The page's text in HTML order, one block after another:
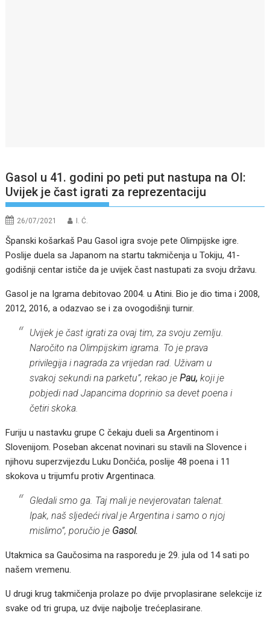
Gasol u 41. godini po peti put nastupa na OI:
Uvijek je čast igrati za reprezentaciju
26/07/2021 I. Ć.
Španski košarkaš Pau Gasol igra svoje pete Olimpijske igre.
Poslije duela sa Japanom na startu takmičenja u Tokiju, 41-
godišnji centar ističe da je uvijek čast nastupati za svoju državu.
Gasol je na Igrama debitovao 2004. u Atini. Bio je dio tima i 2008,
2012, 2016, a odazvao se i za ovogodišnji turnir.
Uvijek je čast igrati za ovaj tim, za svoju zemlju.
Naročito na Olimpijskim igrama. To je prava
privilegija i nagrada za vrijedan rad. Uživam u
svakoj sekundi na parketu”, rekao jePau, koji je
pobjedi nad Japancima doprinio sa devet poena i
četiri skoka.
Furiju u nastavku grupe C čekaju dueli sa Argentinom i
Slovenijom. Poseban akcenat novinari su stavili na Slovence i
njihovu superzvijezdu Luku Dončića, poslije 48 poena i 11
skokova u trijumfu protiv Argentinaca.
Gledali smo ga. Taj mali je nevjerovatan talenat.
Ipak, naš sljedeći rival je Argentina i samo o njoj
mislimo”, poručio je Gasol.
Utakmica sa Gaučosima na rasporedu je 29. jula od 14 sati po
našem vremenu.
U drugi krug takmičenja prolaze po dvije prvoplasirane selekcije iz
svake od tri grupa, uz dvije najbolje trećeplasirane.